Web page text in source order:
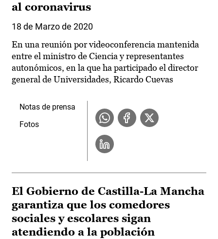
al coronavirus
18 de Marzo de 2020
En una reunión por videoconferencia mantenida
entre el ministro de Ciencia y representantes
autonómicos, en la que ha participado el director
general de Universidades, Ricardo Cuevas
Notas de prensa
Fotos
El Gobierno de Castilla-La Mancha
garantiza que los comedores
sociales y escolares sigan
atendiendo a la población